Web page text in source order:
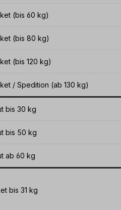
(bis 60 kg)
(bis 80 kg)
(bis 120 kg)
/ Spedition (ab 130 kg)
bis 30 kg
bis 50 kg
ab 60 kg
bis 31 kg